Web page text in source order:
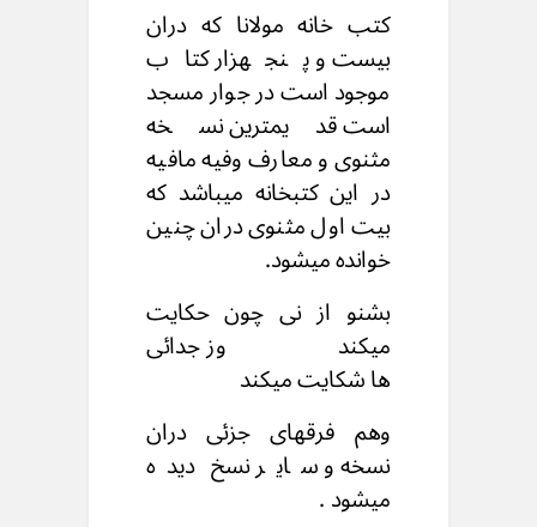
کتب خانه مولانا که دران
بیست و پنجهزار کتاب
موجود است در جوار مسجد
است قدیمترین نسخه
مثنوی و معارف وفیه مافیه
در این کتبخانه میباشد که
بیت اول مثنوی دران چنین
خوانده میشود.
بشنو از نی چون حکایت
میکند وز جدائی
ها شکایت میکند
وهم فرقهای جزئی دران
نسخه و سایر نسخ دیده
میشود .